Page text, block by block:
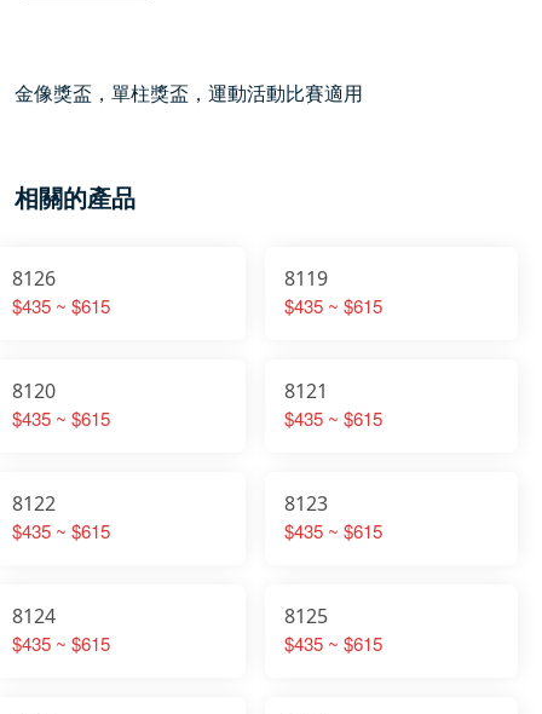
金像獎盃，單柱獎盃，運動活動比賽適用
相關的產品
8126
$435 ~ $615
8119
$435 ~ $615
8120
$435 ~ $615
8121
$435 ~ $615
8122
$435 ~ $615
8123
$435 ~ $615
8124
$435 ~ $615
8125
$435 ~ $615